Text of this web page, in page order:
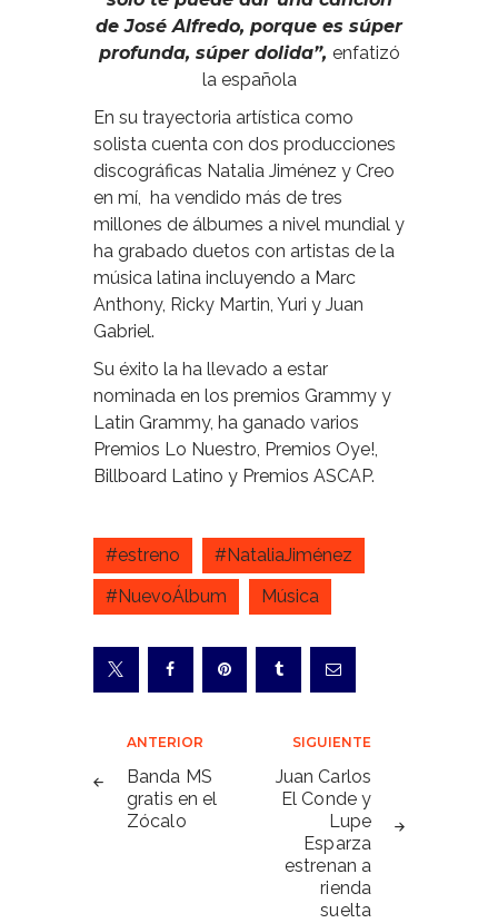
de José Alfredo, porque es súper
profunda, súper dolida”, enfatizó
la española
En su trayectoria artística como
solista cuenta con dos producciones
discográficas Natalia Jiménez y Creo
en mí, ha vendido más de tres
millones de álbumes a nivel mundial y
ha grabado duetos con artistas de la
música latina incluyendo a Marc
Anthony, Ricky Martin, Yuri y Juan
Gabriel.
Su éxito la ha llevado a estar
nominada en los premios Grammy y
Latin Grammy, ha ganado varios
Premios Lo Nuestro, Premios Oye!,
Billboard Latino y Premios ASCAP.
#estreno
#NataliaJiménez
#NuevoÁlbum
Música
Navegación
de
entradas
ANTERIOR
Banda MS
gratis en el
Zócalo
SIGUIENTE
Juan Carlos
El Conde y
Lupe
Esparza
estrenan a
rienda
suelta